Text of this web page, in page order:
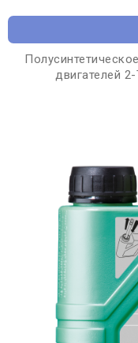
двигателей